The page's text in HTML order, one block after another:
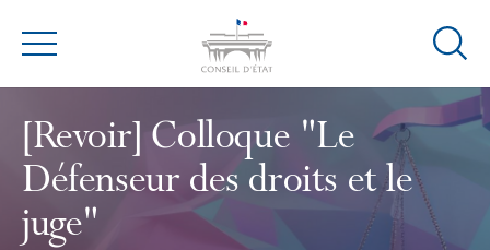
Menu
Ouvrir
de
[Revoir] Colloque "Le
Défenseur des droits et le
juge"